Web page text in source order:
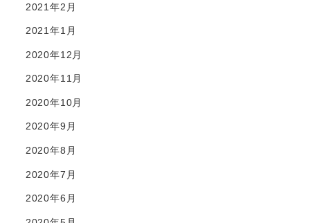
2021年2月
2021年1月
2020年12月
2020年11月
2020年10月
2020年9月
2020年8月
2020年7月
2020年6月